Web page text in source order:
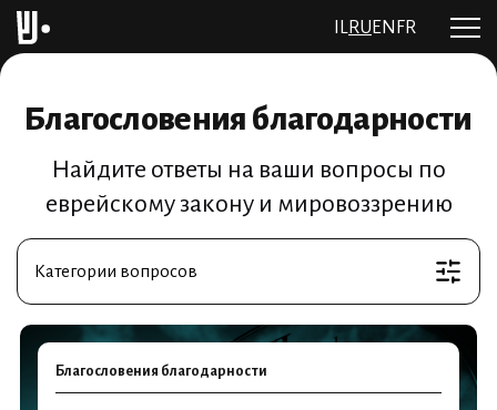
RU EN FR
Благословения благодарности
Найдите ответы на ваши вопросы по
еврейскому закону и мировоззрению
Категории вопросов
Благословения благодарности